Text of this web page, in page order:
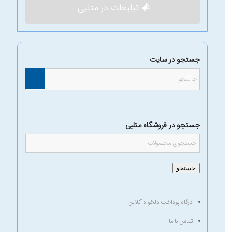
تبلیغات در متلبی
جستجو در سایت
جستجو در فروشگاه متلبی
جستجو
درگاه پرداخت دلخواه آنلاین
تماس با ما